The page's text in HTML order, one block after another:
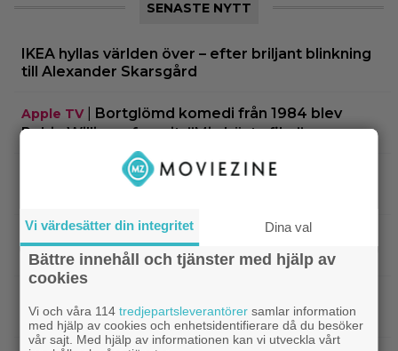
SENASTE NYTT
IKEA hyllas världen över – efter briljant blinkning
till Alexander Skarsgård
Apple TV|
Bortglömd komedi från 1984 blev
Robin Williams favorit: ”Min bästa film”
Två nya skådisar redo att skapa
Netflix har stängt in en snubbe i en
reklamskylt – PR-tricket som får LA att titta upp
trailern till ”Bäst i världen”
Vi värdesätter din integritet Dina val
Bättre innehåll och tjänster med hjälp av
cookies
Vi och våra 114tredjepartsleverantörer samlar information
med hjälp av cookies och enhetsidentifierare då du besöker
vår sajt. Med hjälp av informationen kan vi utveckla vårt